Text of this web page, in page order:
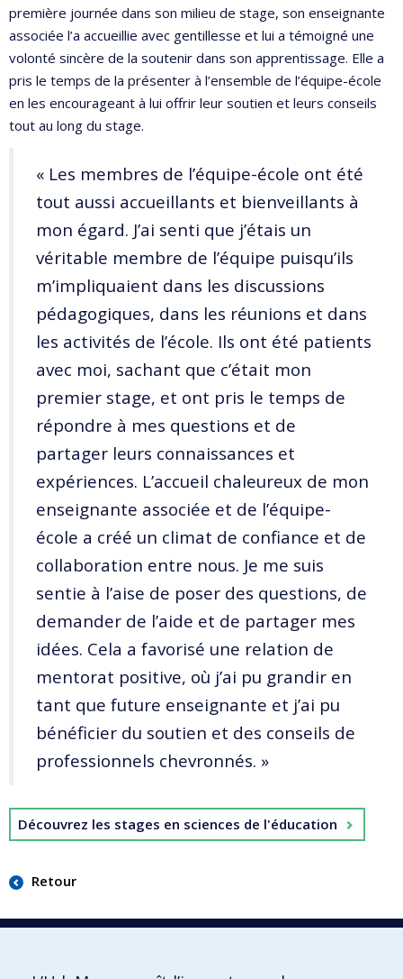
première journée dans son milieu de stage, son enseignante
associée l’a accueillie avec gentillesse et lui a témoigné une
volonté sincère de la soutenir dans son apprentissage. Elle a
pris le temps de la présenter à l’ensemble de l’équipe-école
en les encourageant à lui offrir leur soutien et leurs conseils
tout au long du stage.
« Les membres de l’équipe-école ont été
tout aussi accueillants et bienveillants à
mon égard. J’ai senti que j’étais un
véritable membre de l’équipe puisqu’ils
m’impliquaient dans les discussions
pédagogiques, dans les réunions et dans
les activités de l’école. Ils ont été patients
avec moi, sachant que c’était mon
premier stage, et ont pris le temps de
répondre à mes questions et de
partager leurs connaissances et
expériences. L’accueil chaleureux de mon
enseignante associée et de l’équipe-
école a créé un climat de confiance et de
collaboration entre nous. Je me suis
sentie à l’aise de poser des questions, de
demander de l’aide et de partager mes
idées. Cela a favorisé une relation de
mentorat positive, où j’ai pu grandir en
tant que future enseignante et j’ai pu
bénéficier du soutien et des conseils de
professionnels chevronnés. »
Découvrez les stages en sciences de l'éducation
Retour
Stages